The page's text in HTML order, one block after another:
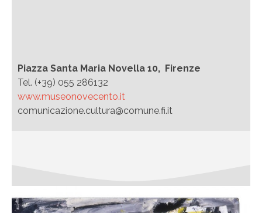
Piazza Santa Maria Novella 10, Firenze
Tel. (+39) 055 286132
www.museonovecento.it
comunicazione.cultura@comune.fi.it